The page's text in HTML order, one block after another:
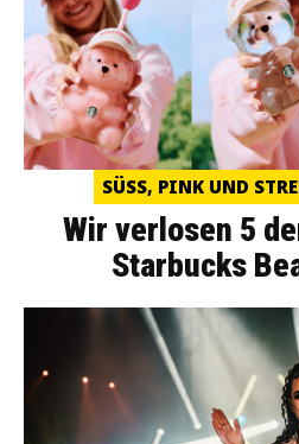
SÜSS, PINK UND
Wir verlosen 5
Starbucks